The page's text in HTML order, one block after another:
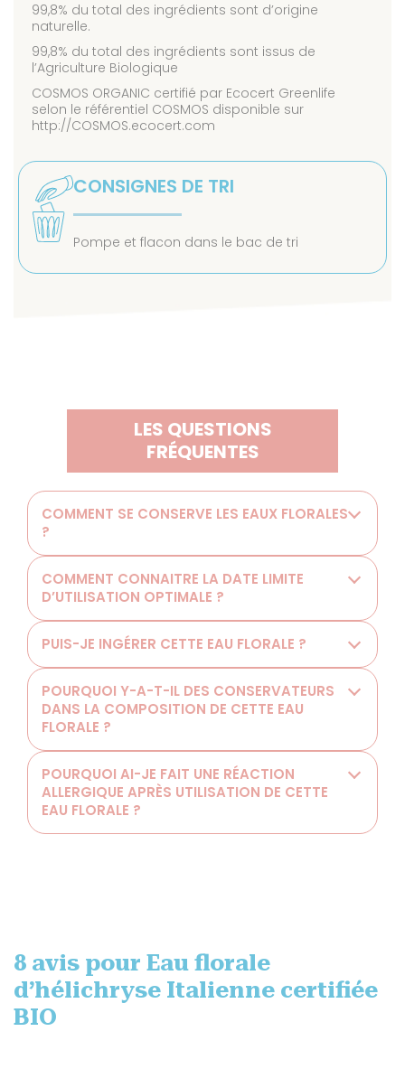
99,8% du total des ingrédients sont d’origine
naturelle.
99,8% du total des ingrédients sont issus de
l’Agriculture Biologique
COSMOS ORGANIC certifié par Ecocert Greenlife
selon le référentiel COSMOS disponible sur
http://COSMOS.ecocert.com
CONSIGNES DE TRI
Pompe et flacon dans le bac de tri
LES QUESTIONS
FRÉQUENTES
COMMENT SE CONSERVE LES EAUX FLORALES
?
COMMENT CONNAITRE LA DATE LIMITE
D’UTILISATION OPTIMALE ?
PUIS-JE INGÉRER CETTE EAU FLORALE ?
POURQUOI Y-A-T-IL DES CONSERVATEURS
DANS LA COMPOSITION DE CETTE EAU
FLORALE ?
POURQUOI AI-JE FAIT UNE RÉACTION
ALLERGIQUE APRÈS UTILISATION DE CETTE
EAU FLORALE ?
8 avis pour Eau florale
d’hélichryse Italienne certifiée
BIO